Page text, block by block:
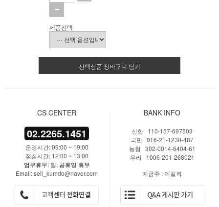
제품선택
선택상품 장바구니 담기
CS CENTER
02.2265.1451
운영시간: 09:00 ~ 19:00
점심시간: 12:00 ~ 13:00
업무휴무: 일, 공휴일 휴무
Email: seil_kumdo@naver.com
BANK INFO
신한 110-157-697503
국민 016-21-1230-487
농협 302-0014-6404-61
우리 1006-201-268021
예금주 : 이길복